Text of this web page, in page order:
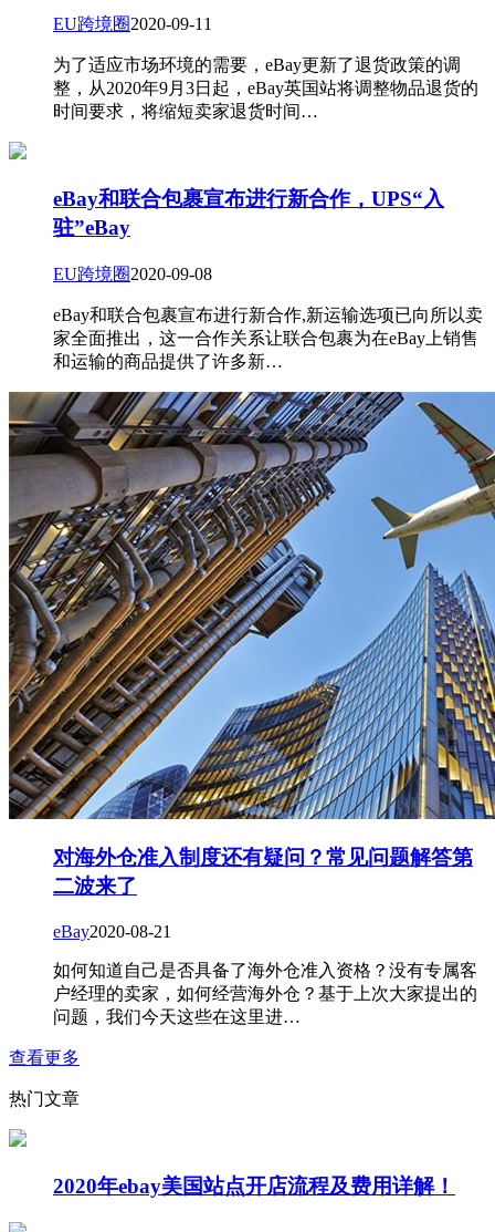
EU跨境圈2020-09-11
为了适应市场环境的需要，eBay更新了退货政策的调
整，从2020年9月3日起，eBay英国站将调整物品退货的
时间要求，将缩短卖家退货时间…
eBay和联合包裹宣布进行新合作，UPS“入
驻”eBay
EU跨境圈2020-09-08
eBay和联合包裹宣布进行新合作,新运输选项已向所以卖
家全面推出，这一合作关系让联合包裹为在eBay上销售
和运输的商品提供了许多新…
对海外仓准入制度还有疑问？常见问题解答第
二波来了
eBay2020-08-21
如何知道自己是否具备了海外仓准入资格？没有专属客
户经理的卖家，如何经营海外仓？基于上次大家提出的
问题，我们今天这些在这里进…
查看更多
热门文章
2020年ebay美国站点开店流程及费用详解！